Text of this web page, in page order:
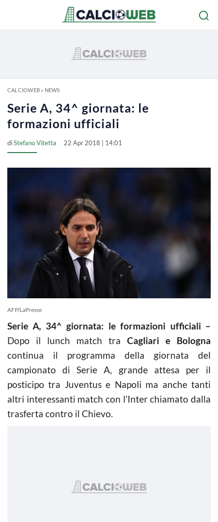
CALCIOWEB» NEWS
Serie A, 34^ giornata: le
formazioni ufficiali
diStefano Vitetta 22 Apr 2018 | 14:01
AFP/LaPresse
Serie A, 34^ giornata: le formazioni ufficiali –
Dopo il lunch match tra Cagliari e Bologna
continua il programma della giornata del
campionato di Serie A, grande attesa per il
posticipo tra Juventus e Napoli ma anche tanti
altri interessanti match con l’Inter chiamato dalla
trasferta contro il Chievo.